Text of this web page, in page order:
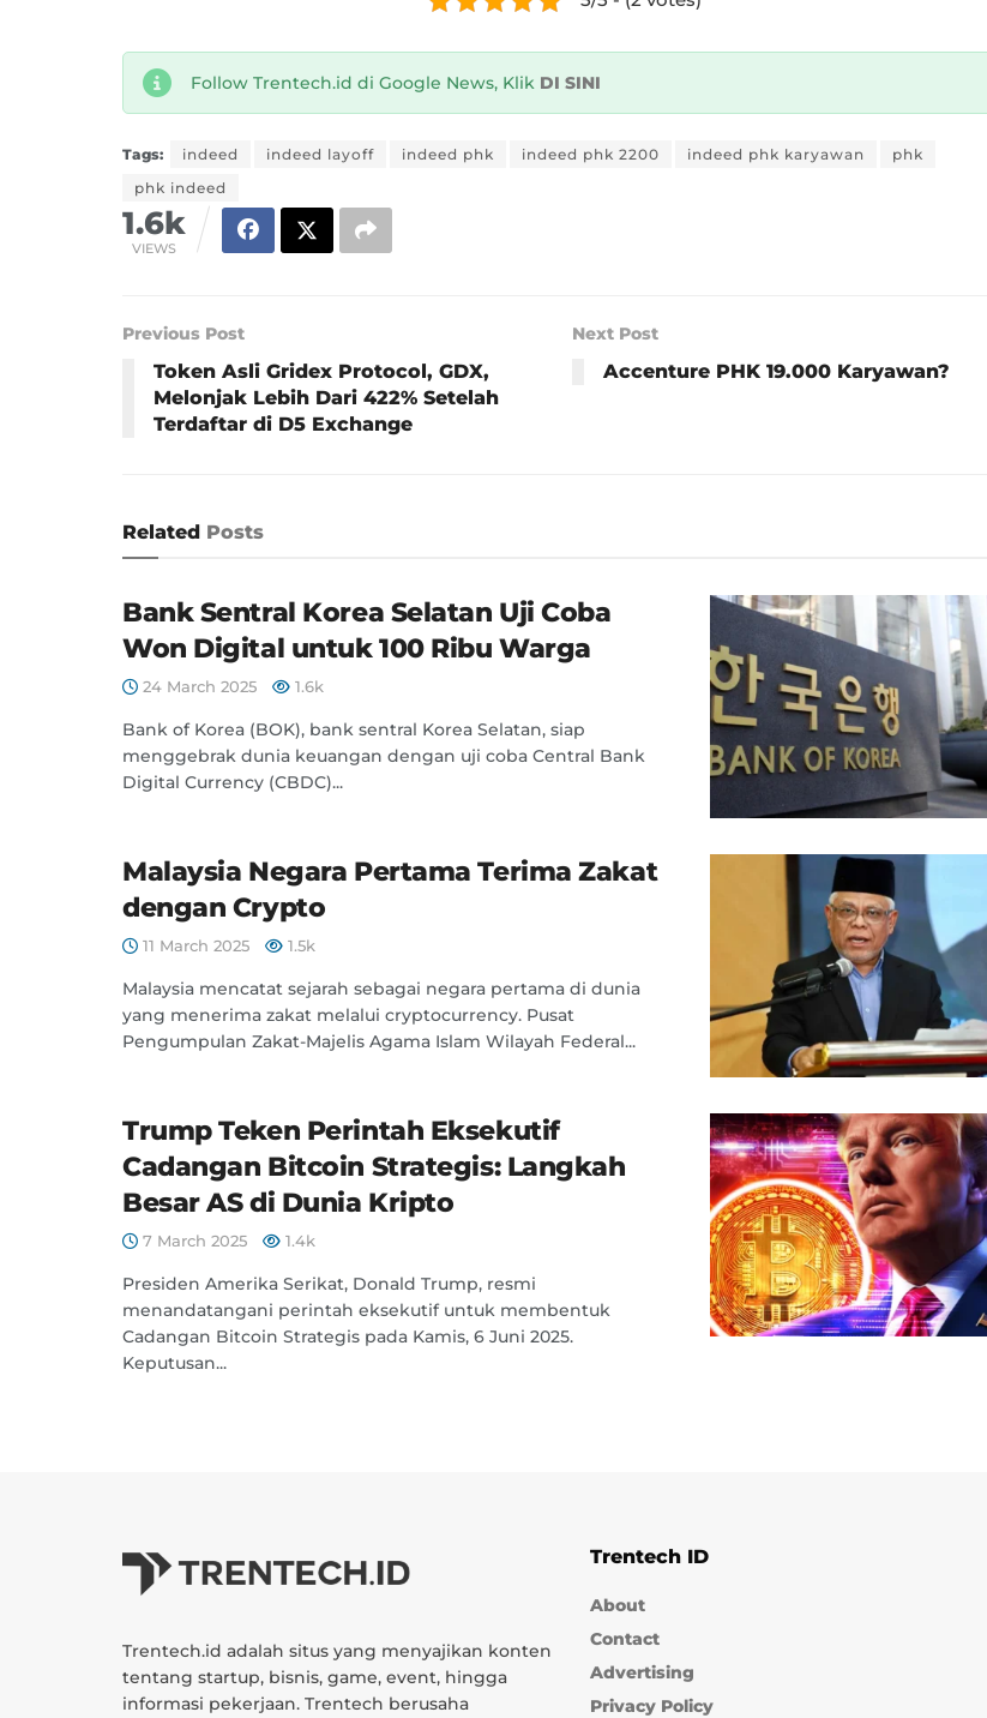
Follow Trentech.id di Google News, Klik DI SINI
Tags: indeed indeed layoff indeed phk indeed phk 2200 indeed phk karyawan
phk
phk indeed
1.6k
VIEWS
Previous Post
Token Asli Gridex Protocol, GDX,
Melonjak Lebih Dari 422% Setelah
Terdaftar di D5 Exchange
Next Post
Accenture PHK 19.000 Karyawan?
Related Posts
Bank Sentral Korea Selatan Uji Coba
Won Digital untuk 100 Ribu Warga
24 March 2025 1.6k
Bank of Korea (BOK), bank sentral Korea Selatan, siap
menggebrak dunia keuangan dengan uji coba Central Bank
Digital Currency (CBDC)...
Malaysia Negara Pertama Terima Zakat
dengan Crypto
11 March 2025 1.5k
Malaysia mencatat sejarah sebagai negara pertama di dunia
yang menerima zakat melalui cryptocurrency. Pusat
Pengumpulan Zakat-Majelis Agama Islam Wilayah Federal...
Trump Teken Perintah Eksekutif
Cadangan Bitcoin Strategis: Langkah
Besar AS di Dunia Kripto
7 March 2025 1.4k
Presiden Amerika Serikat, Donald Trump, resmi
menandatangani perintah eksekutif untuk membentuk
Cadangan Bitcoin Strategis pada Kamis, 6 Juni 2025.
Keputusan...
Trentech.id adalah situs yang menyajikan konten
tentang startup, bisnis, game, event, hingga
informasi pekerjaan. Trentech berusaha
Trentech ID
About
Contact
Advertising
Privacy Policy